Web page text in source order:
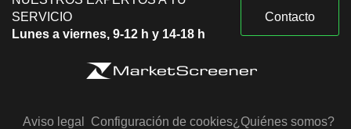
SERVICIO
Lunes a viernes, 9-12 h y 14-18 h
Contacto
Aviso legal Configuración de cookies¿Quiénes somos?